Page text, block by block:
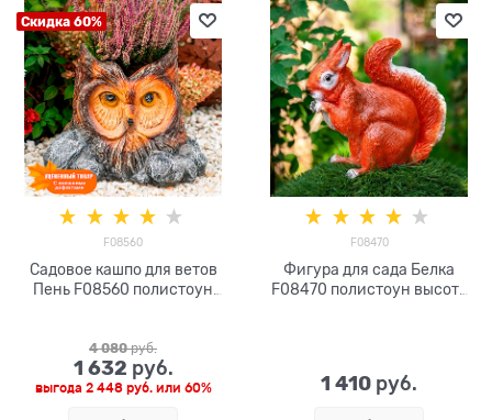
Скидка 60%
F08560
Садовое кашпо для ветов
Пень F08560 полистоун
4 080 руб.
1 632 руб.
выгода 2 448 руб.или 60%
F08470
Фигура для сада Белка
F08470 полистоун высота
1 410 руб.